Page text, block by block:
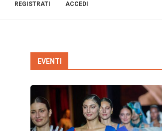
REGISTRATI ACCEDI
EVENTI